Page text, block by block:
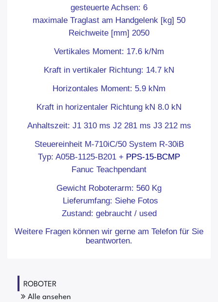
gesteuerte Achsen: 6
maximale Traglast am Handgelenk [kg] 50
Reichweite [mm] 2050
Vertikales Moment: 17.6 k/Nm
Kraft in vertikaler Richtung: 14.7 kN
Horizontales Moment: 5.9 kNm
Kraft in horizentaler Richtung kN 8.0 kN
Anhaltszeit: J1 310 ms J2 281 ms J3 212 ms
Steuereinheit M-710iC/50 System R-30iB
Typ: A05B-1125-B201 + PPS-15-BCMP
Fanuc Teachpendant
Gewicht Roboterarm: 560 Kg
Lieferumfang: Siehe Fotos
Zustand: gebraucht / used
Weitere Fragen können wir gerne am Telefon für Sie
beantworten.
ROBOTER
Alle ansehen